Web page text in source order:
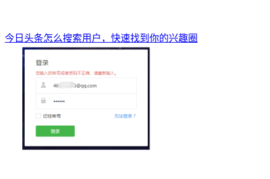
今日头条怎么搜索用户，快速找到你的兴趣圈